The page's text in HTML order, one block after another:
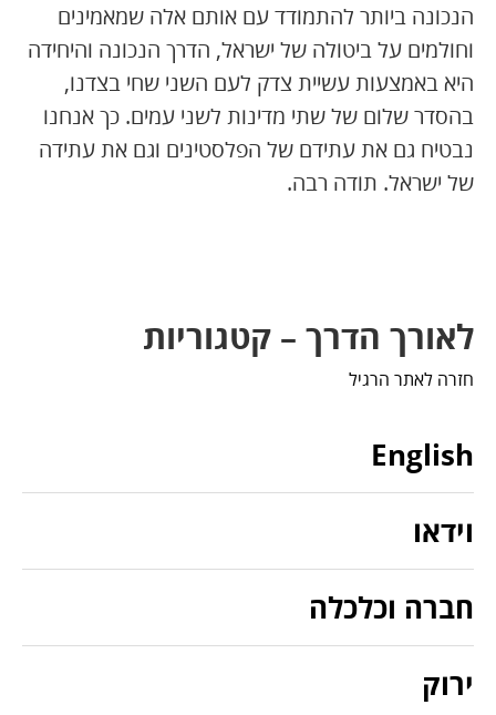
הנכונה ביותר להתמודד עם אותם אלה שמאמינים
וחולמים על ביטולה של ישראל, הדרך הנכונה והיחידה
היא באמצעות עשיית צדק לעם השני שחי בצדנו,
בהסדר שלום של שתי מדינות לשני עמים. כך אנחנו
נבטיח גם את עתידם של הפלסטינים וגם את עתידה
של ישראל. תודה רבה.
לאורך הדרך – קטגוריות
חזרה לאתר הרגיל
English
וידאו
חברה וכלכלה
ירוק